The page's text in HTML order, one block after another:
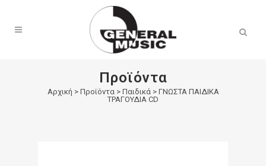
Προϊόντα
Αρχική > Προϊόντα> Παιδικά> ΓΝΩΣΤΑ ΠΑΙΔΙΚΑ
ΤΡΑΓΟΥΔΙΑ CD